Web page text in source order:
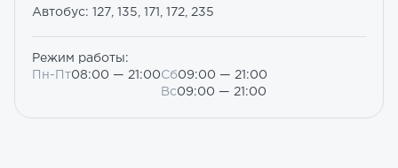
Автобус: 127, 135, 171, 172, 235
Режим работы:
Пн-Пт08:00 — 21:00Сб09:00 — 21:00
Вс09:00 — 21:00